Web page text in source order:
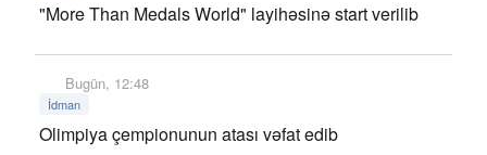
"More Than Medals World" layihəsinə start verilib
Bugün, 12:48
İdman
Olimpiya çempionunun atası vəfat edib